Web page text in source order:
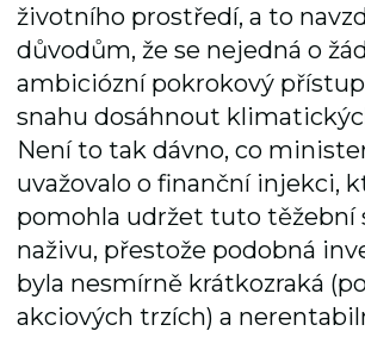
životního prostředí, a to
důvodům, že se nejedná o
ambiciózní pokrokový
snahu dosáhnout
Není to tak dávno, co
uvažovalo o finanční injekci,
pomohla udržet tuto těžební
naživu, přestože podobná
byla nesmírně krátkozraká
akciových trzích) a